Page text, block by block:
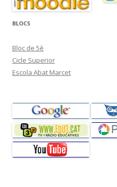
BLOCS
Bloc de 5è
Cicle Superior
Escola Abat Marcet